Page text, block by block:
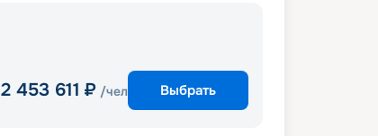
2 453 611 ₽ /чел Выбрать